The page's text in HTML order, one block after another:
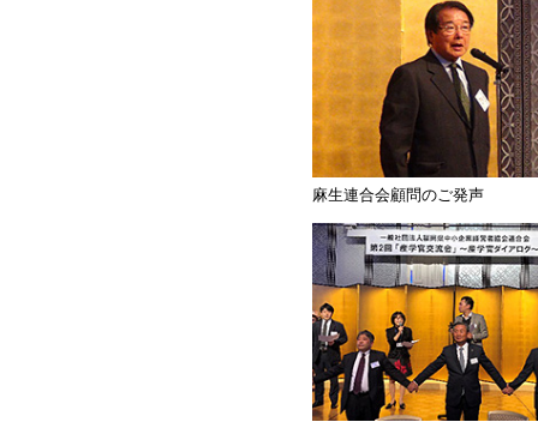
麻生連合会顧問のご発声